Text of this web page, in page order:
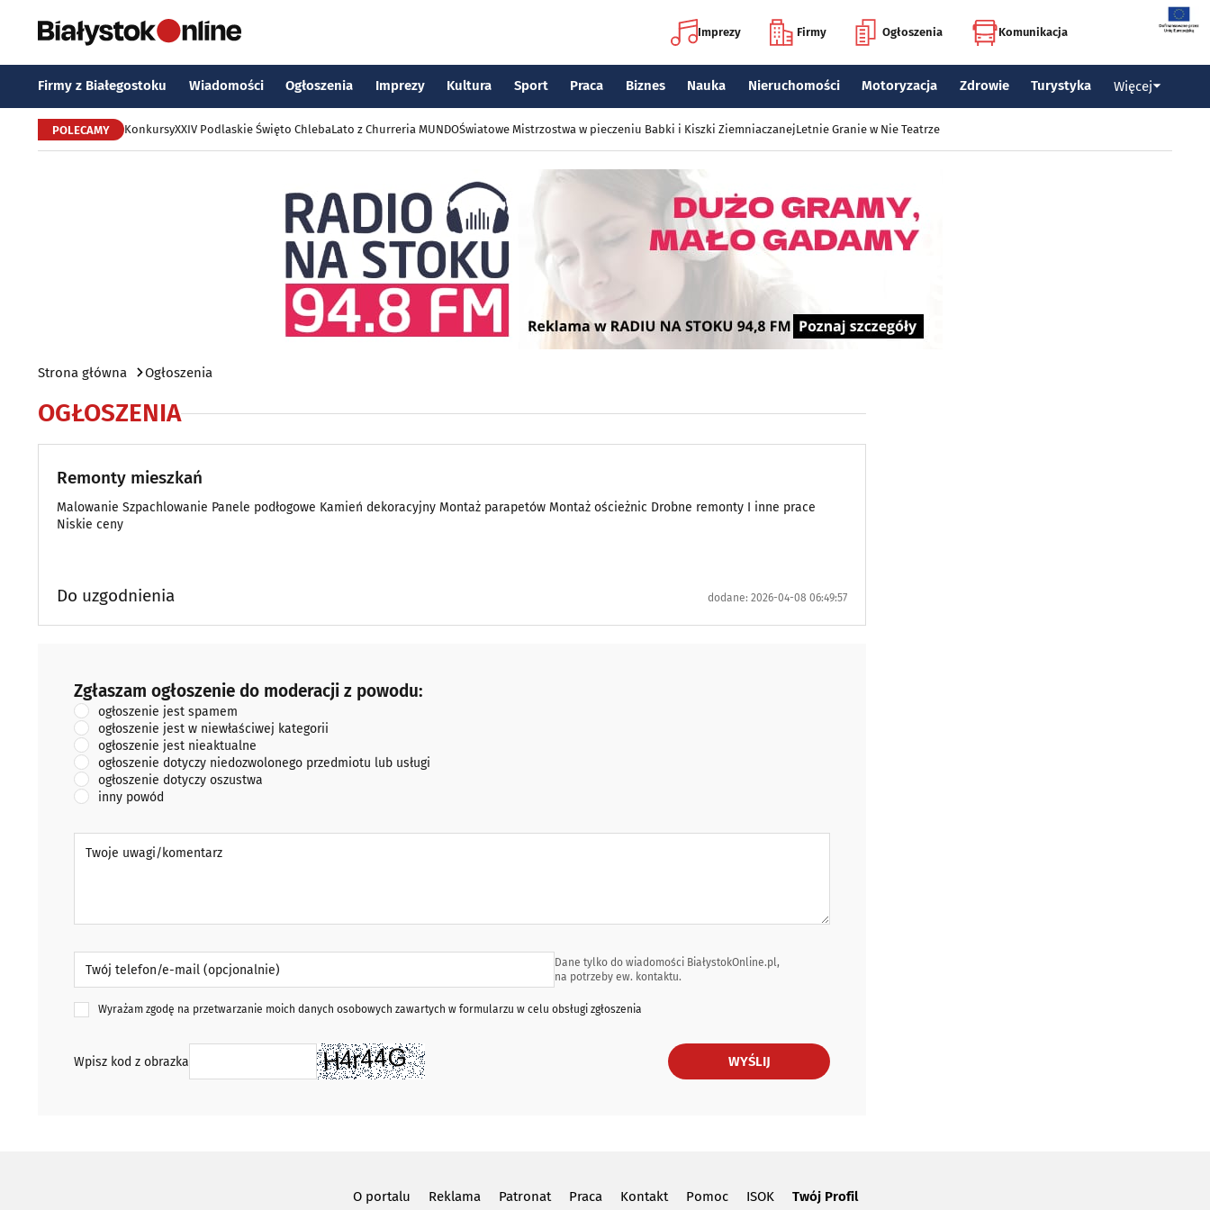
Imprezy Firmy Ogłoszenia Komunikacja
Firmy z Białegostoku Wiadomości Ogłoszenia Imprezy Kultura Sport Praca Biznes Nauka Nieruchomości Motoryzacja Zdrowie Turystyka Więcej
POLECAMY KonkursyXXIV Podlaskie Święto ChlebaLato z Churreria MUNDOŚwiatowe Mistrzostwa w pieczeniu Babki i Kiszki ZiemniaczanejLetnie Granie w Nie Teatrze
Strona główna Ogłoszenia
OGŁOSZENIA
Remonty mieszkań
Malowanie Szpachlowanie Panele podłogowe Kamień dekoracyjny Montaż parapetów Montaż ościeżnic Drobne remonty I inne prace
Niskie ceny
Do uzgodnienia dodane: 2026-04-08 06:49:57
Zgłaszam ogłoszenie do moderacji z powodu:
Zgłaszam ogłoszenie do moderacji z powodu:
ogłoszenie jest spamem
ogłoszenie jest w niewłaściwej kategorii
ogłoszenie jest nieaktualne
ogłoszenie dotyczy niedozwolonego przedmiotu lub usługi
ogłoszenie dotyczy oszustwa
inny powód
Dane tylko do wiadomości BiałystokOnline.pl,
na potrzeby ew. kontaktu.
Wyrażam zgodę na przetwarzanie moich danych osobowych zawartych w formularzu w celu obsługi zgłoszenia
Wpisz kod z obrazka WYŚLIJ
O portalu Reklama Patronat Praca Kontakt Pomoc ISOK Twój Profil